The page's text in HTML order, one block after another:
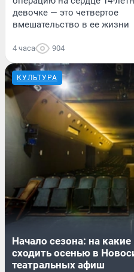
девочке — это четвертое
вмешательство в ее жизни
4 часа 904
КУЛЬТУРА
Начало сезона: на
сходить осенью в
театральных афиш